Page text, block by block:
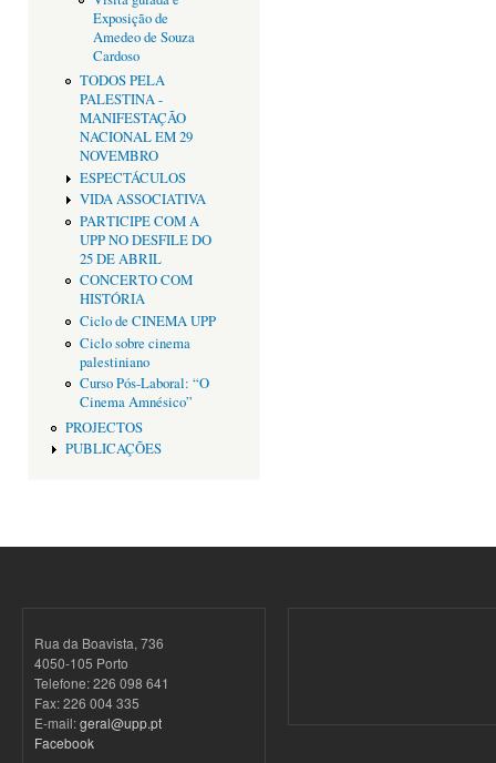
Exposição de
Amedeo de Souza
Cardoso
TODOS PELA
PALESTINA -
MANIFESTAÇÃO
NACIONAL EM 29
NOVEMBRO
ESPECTÁCULOS
VIDA ASSOCIATIVA
PARTICIPE COM A
UPP NO DESFILE DO
25 DE ABRIL
CONCERTO COM
HISTÓRIA
Ciclo de CINEMA UPP
Ciclo sobre cinema
palestiniano
Curso Pós-Laboral: “O
Cinema Amnésico”
PROJECTOS
PUBLICAÇÕES
Rua da Boavista, 736
4050-105 Porto
Telefone: 226 098 641
Fax: 226 004 335
E-mail:geral@upp.pt
Facebook